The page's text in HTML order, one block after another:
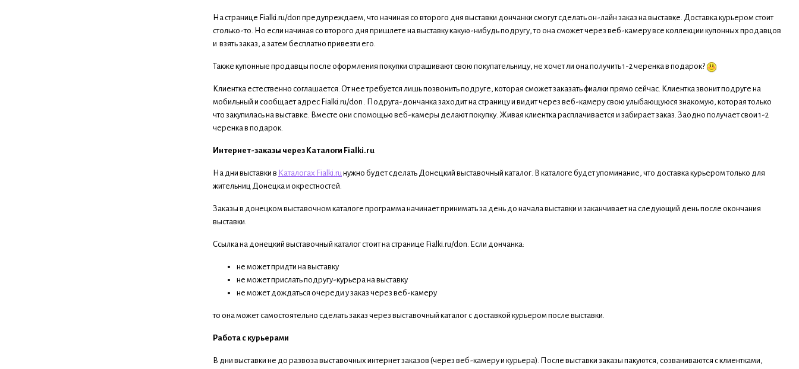
На странице Fialki.ru/don предупреждаем, что начиная со второго дня выставки дончанки смогут сделать он-лайн заказ на выставке. Доставка курьером стоит
столько-то. Но если начиная со второго дня пришлете на выставку какую-нибудь подругу, то она сможет через веб-камеру все коллекции купонных продавцов
и взять заказ, а затем бесплатно привезти его.
Также купонные продавцы после оформления покупки спрашивают свою покупательницу, не хочет ли она получить 1-2 черенка в подарок?
Клиентка естественно соглашается. От нее требуется лишь позвонить подруге, которая сможет заказать фиалки прямо сейчас. Клиентка звонит подруге на
мобильный и сообщает адрес Fialki.ru/don . Подруга-дончанка заходит на страницу и видит через веб-камеру свою улыбающуюся знакомую, которая только
что закупилась на выставке. Вместе они с помощью веб-камеры делают покупку. Живая клиентка расплачивается и забирает заказ. Заодно получает свои 1-2
черенка в подарок.
Интернет-заказы через Каталоги Fialki.ru
На дни выставки в Каталогах Fialki.ruнужно будет сделать Донецкий выставочный каталог. В каталоге будет упоминание, что доставка курьером только для
жительниц Донецка и окрестностей.
Заказы в донецком выставочном каталоге программа начинает принимать за день до начала выставки и заканчивает на следующий день после окончания
выставки.
Ссылка на донецкий выставочный каталог стоит на странице Fialki.ru/don. Если дончанка:
не может придти на выставку
не может прислать подругу-курьера на выставку
не может дождаться очереди у заказ через веб-камеру
то она может самостоятельно сделать заказ через выставочный каталог с доставкой курьером после выставки.
Работа с курьерами
В дни выставки не до развоза выставочных интернет заказов (через веб-камеру и курьера). После выставки заказы пакуются, созваниваются с клиентками,